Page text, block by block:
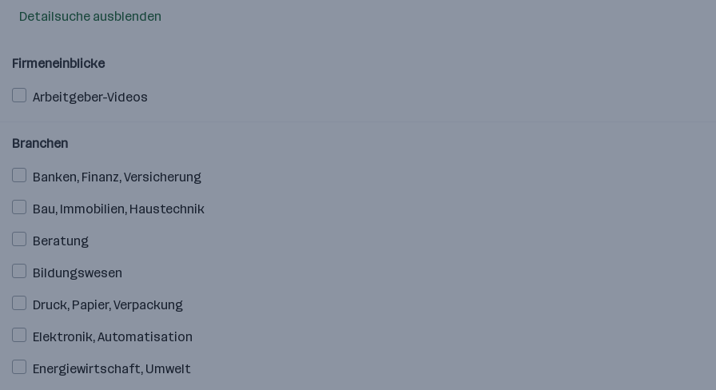
Detailsuche ausblenden
Firmeneinblicke
Arbeitgeber-Videos
Branchen
Banken, Finanz, Versicherung
Bau, Immobilien, Haustechnik
Beratung
Bildungswesen
Druck, Papier, Verpackung
Elektronik, Automatisation
Energiewirtschaft, Umwelt